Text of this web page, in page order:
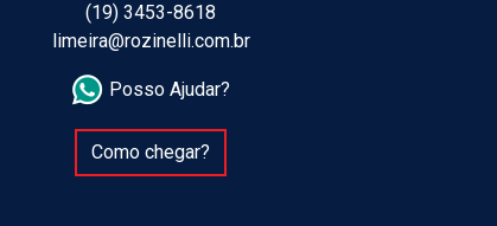
(19) 3453-8618
limeira@rozinelli.com.br
Posso Ajudar?
Como chegar?